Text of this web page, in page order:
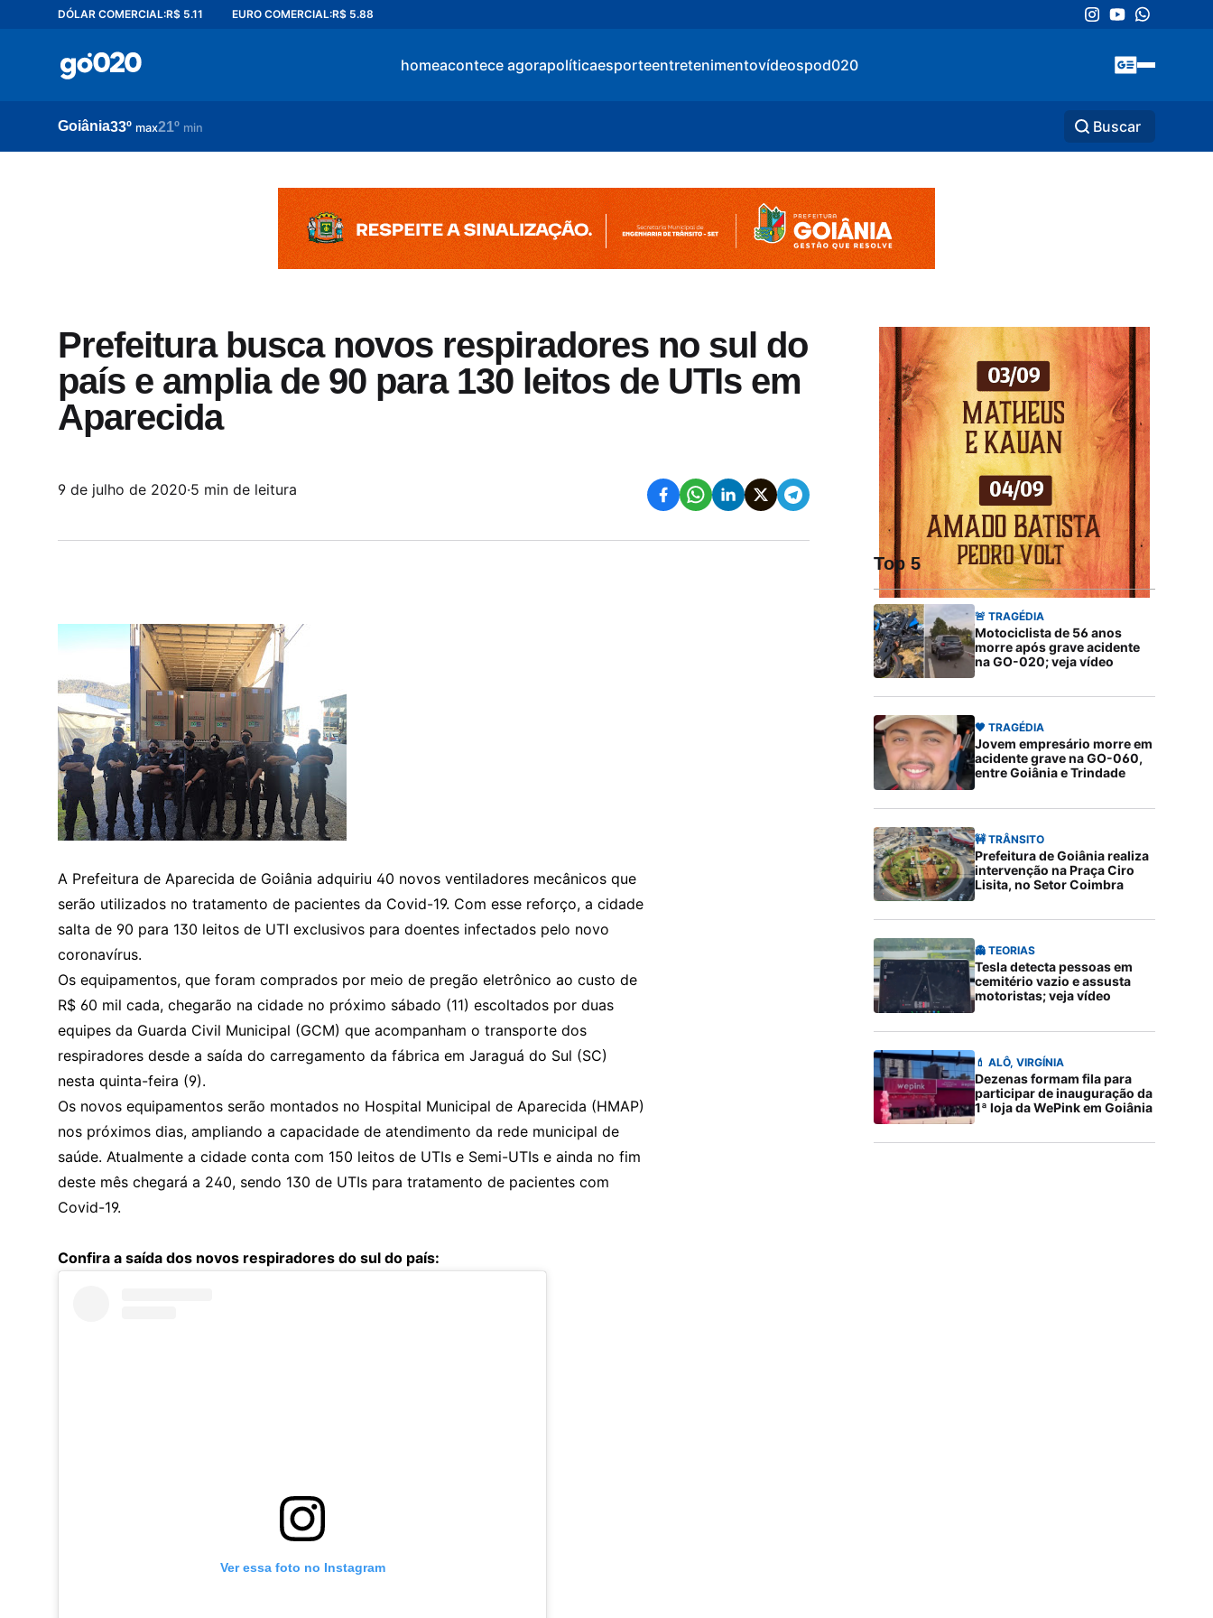
DÓLAR COMERCIAL:R$ 5.11 EURO COMERCIAL:R$ 5.88
homeacontece agorapolíticaesporteentretenimentovídeospod020
Goiânia33º max21º min Buscar
Prefeitura busca novos respiradores no sul do
país e amplia de 90 para 130 leitos de UTIs em
Aparecida
9 de julho de 2020·5 min de leitura
A Prefeitura de Aparecida de Goiânia adquiriu 40 novos ventiladores mecânicos que
serão utilizados no tratamento de pacientes da Covid-19. Com esse reforço, a cidade
salta de 90 para 130 leitos de UTI exclusivos para doentes infectados pelo novo
coronavírus.
Os equipamentos, que foram comprados por meio de pregão eletrônico ao custo de
R$ 60 mil cada, chegarão na cidade no próximo sábado (11) escoltados por duas
equipes da Guarda Civil Municipal (GCM) que acompanham o transporte dos
respiradores desde a saída do carregamento da fábrica em Jaraguá do Sul (SC)
nesta quinta-feira (9).
Os novos equipamentos serão montados no Hospital Municipal de Aparecida (HMAP)
nos próximos dias, ampliando a capacidade de atendimento da rede municipal de
saúde. Atualmente a cidade conta com 150 leitos de UTIs e Semi-UTIs e ainda no fim
deste mês chegará a 240, sendo 130 de UTIs para tratamento de pacientes com
Covid-19.
Confira a saída dos novos respiradores do sul do país:
Ver essa foto no Instagram
Top 5
🚨 TRAGÉDIA
Motociclista de 56 anos
morre após grave acidente
na GO-020; veja vídeo
🖤 TRAGÉDIA
Jovem empresário morre em
acidente grave na GO-060,
entre Goiânia e Trindade
🚧 TRÂNSITO
Prefeitura de Goiânia realiza
intervenção na Praça Ciro
Lisita, no Setor Coimbra
👻 TEORIAS
Tesla detecta pessoas em
cemitério vazio e assusta
motoristas; veja vídeo
💄 ALÔ, VIRGÍNIA
Dezenas formam fila para
participar de inauguração da
1ª loja da WePink em Goiânia
acontece agora
esporte